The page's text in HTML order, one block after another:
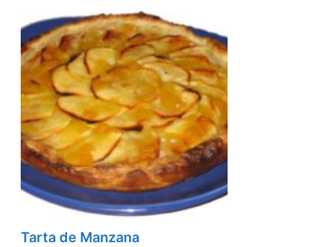
Tarta de Manzana